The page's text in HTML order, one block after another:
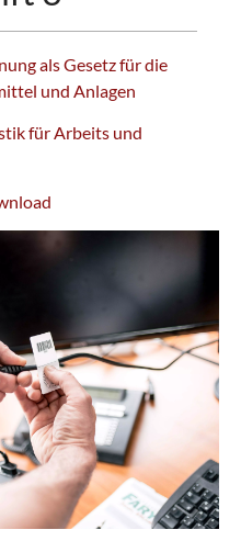
als Gesetz für die
und Anlagen
für Arbeits und